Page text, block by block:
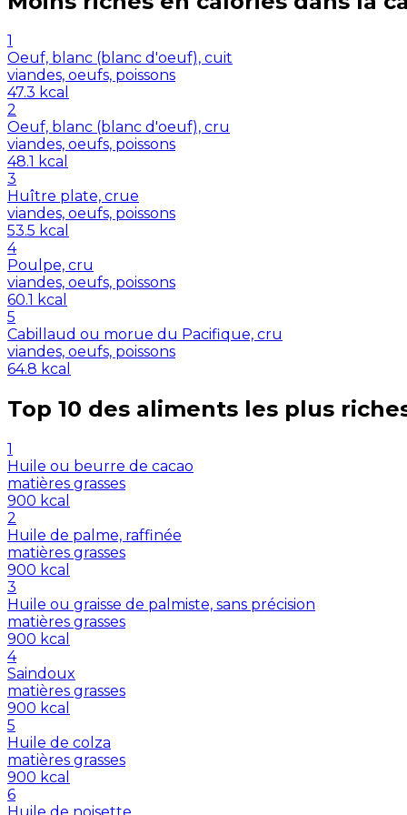
1
Oeuf, blanc (blanc d'oeuf), cuit
viandes, oeufs, poissons
47.3 kcal
2
Oeuf, blanc (blanc d'oeuf), cru
viandes, oeufs, poissons
48.1 kcal
3
Huître plate, crue
viandes, oeufs, poissons
53.5 kcal
4
Poulpe, cru
viandes, oeufs, poissons
60.1 kcal
5
Cabillaud ou morue du Pacifique, cru
viandes, oeufs, poissons
64.8 kcal
Top 10 des aliments les plus
1
Huile ou beurre de cacao
matières grasses
900 kcal
2
Huile de palme, raffinée
matières grasses
900 kcal
3
Huile ou graisse de palmiste, sans précision
matières grasses
900 kcal
4
Saindoux
matières grasses
900 kcal
5
Huile de colza
matières grasses
900 kcal
6